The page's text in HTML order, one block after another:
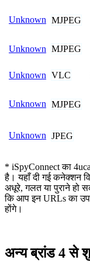
Unknown MJPEG
Unknown MJPEG
Unknown VLC
Unknown MJPEG
Unknown JPEG
* iSpyConnect का
है। यहाँ दी गई कनेक्शन
अधूरे, गलत या पुराने हो
कि आप इन URLs का
होंगे।
अन्य ब्रांड 4 से